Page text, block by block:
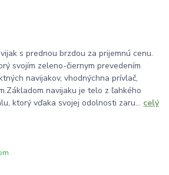
s prednou brzdou za prijemnú cenu.
svojím zeleno-čiernym prevedením
navijakov, vhodnýchna prívlač,
navijaku je telo z ľahkého
ktorý vďaka svojej odolnosti zaru... celý